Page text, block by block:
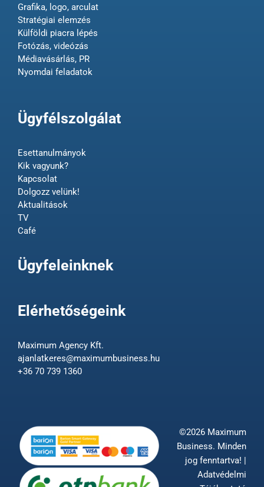
Grafika, logo, arculat
Stratégiai elemzés
Külföldi piacra lépés
Fotózás, videózás
Médiavásárlás, PR
Nyomdai feladatok
Ügyfélszolgálat
Esettanulmányok
Kik vagyunk?
Kapcsolat
Dolgozz velünk!
Aktualitások
TV
Café
Ügyfeleinknek
Elérhetőségeink
Maximum Agency Kft.
ajanlatkeres@maximumbusiness.hu
+36 70 739 1360
©2026 Maximum
Business. Minden
jog fenntartva! |
Adatvédelmi